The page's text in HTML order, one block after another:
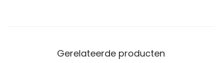
Gerelateerde producten